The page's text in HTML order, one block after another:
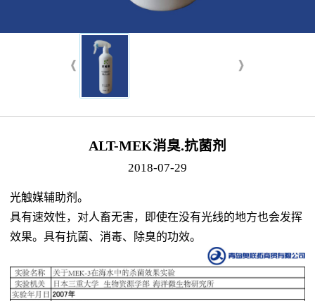
ALT-MEK消臭.抗菌剂
2018-07-29
光触媒辅助剂。
具有速效性，对人畜无害，即使在没有光线的地方也会发挥
效果。具有抗菌、消毒、除臭的功效。